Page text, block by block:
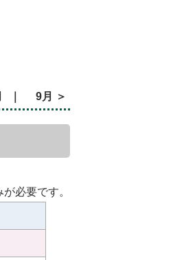
9月
必要です。